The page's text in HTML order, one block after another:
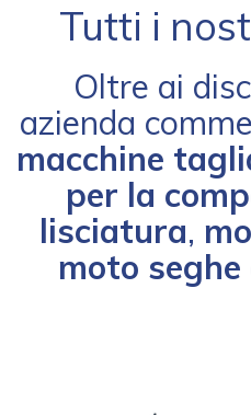
Tutti i
Oltre ai
azienda
macchine
per la
lisciatura,
moto seghe